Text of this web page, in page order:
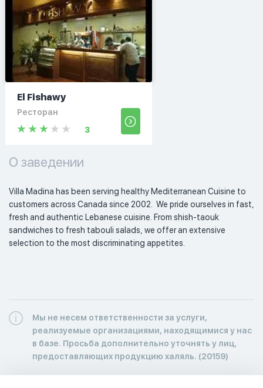
El Fishawy
Ресторан
3
О заведении
Villa Madina has been serving healthy Mediterranean Cuisine to
customers across Canada since 2002.  We pride ourselves in fast,
fresh and authentic Lebanese cuisine. From shish-taouk
sandwiches to fresh tabouli salads, we offer an extensive
selection to the most discriminating appetites.
Мы не несем ответственности за услуги,
реализуемые организациями, находящимися у нас
в базе. Просьба дополнительно уточнять у лиц,
предоставляющих продукцию халяль. (20159)